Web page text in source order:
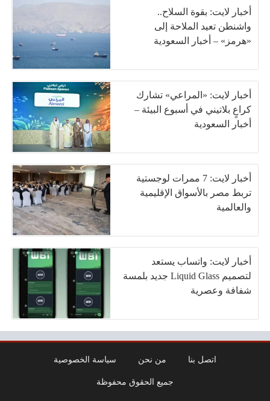
أخبار لايت: بقوة السلاح..
واشنطن تعيد الملاحة إلى
«هرمز» – أخبار السعودية
أخبار لايت: «المراعي» تشارك
كراعٍ بلاتيني في أسبوع البيئة –
أخبار السعودية
أخبار لايت: 7 ممرات لوجستية
تربط مصر بالأسواق الإقليمية
والعالمية
أخبار لايت: واتساب يستعد
لتصميم Liquid Glass جديد بلمسة
شفافة وعصرية
اتصل بنا من نحن سياسة الخصوصية
جميع الحقوق محفوظة